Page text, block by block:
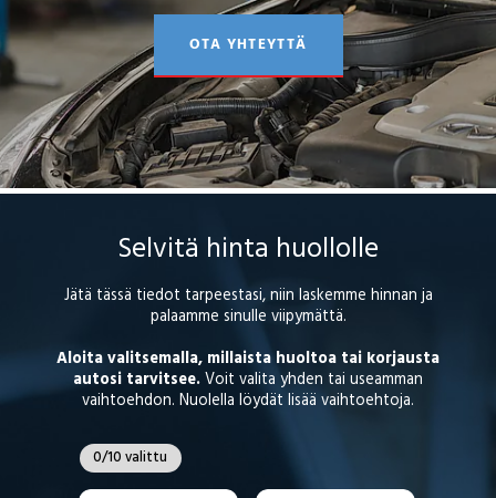
OTA YHTEYTTÄ